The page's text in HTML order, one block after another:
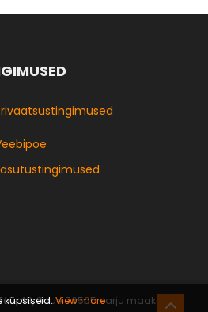
48, Saue, 76505 Harju maakond |
küpsiseid.View more